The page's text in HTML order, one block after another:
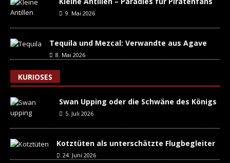
9. Mai 2026
Tequila und Mezcal: Verwandte aus Agave
8. Mai 2026
KURIOSES
Swan Upping oder die Schwäne des Königs
5. Juli 2026
Kotztüten als unterschätzte Flugbegleiter
24. Juni 2026